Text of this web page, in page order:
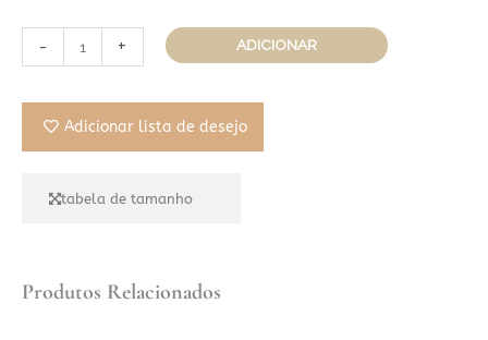
- + ADICIONAR
Adicionar lista de desejo
tabela de tamanho
Produtos Relacionados